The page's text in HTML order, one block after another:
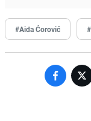
#Aida Ćorović